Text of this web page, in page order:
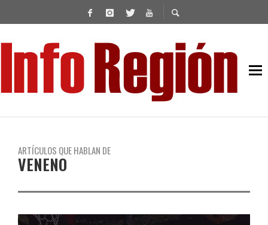
ARTÍCULOS QUE HABLAN DE
VENENO